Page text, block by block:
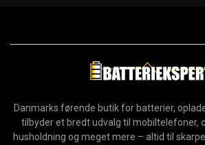
Danmarks førende butik for batterier,
tilbyder et bredt udvalg til mobiltelefoner,
husholdning og meget mere – altid til